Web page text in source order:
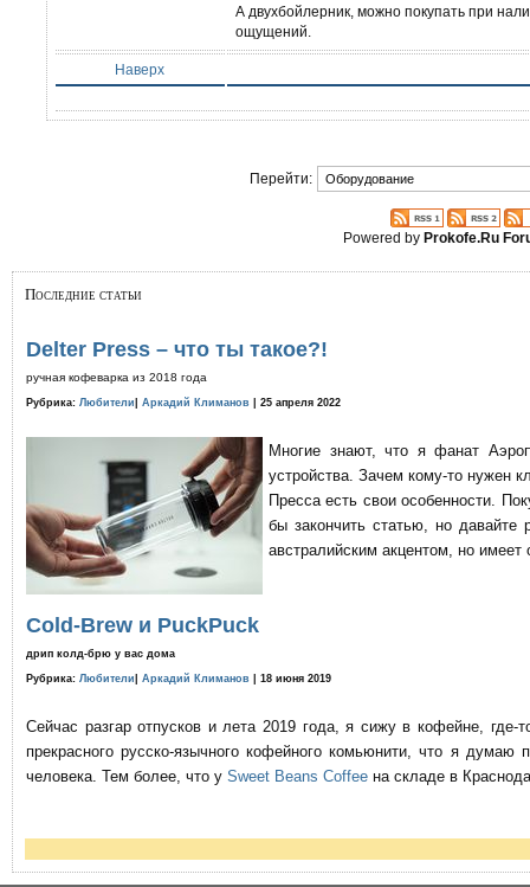
А двухбойлерник, можно покупать при
ощущений.
Наверх
Перейти:
Powered byProkofe.Ru
Последние статьи
Delter Press – что ты такое?!
ручная кофеварка из 2018 года
Рубрика: Любители Аркадий Климанов | 25 апреля 2022
Многие знают, что я фанат
устройства. Зачем кому-то нужен
Пресса есть свои особенности.
бы закончить статью, но давайте
австралийским акцентом, но имеет
Cold-Brew и PuckPuck
дрип колд-брю у вас дома
Рубрика: Любители Аркадий Климанов | 18 июня 2019
Сейчас разгар отпусков и лета 2019 года, я сижу в кофейне,
прекрасного русско-язычного кофейного комьюнити, что я
человека. Тем более, что у Sweet Beans Coffee на складе в